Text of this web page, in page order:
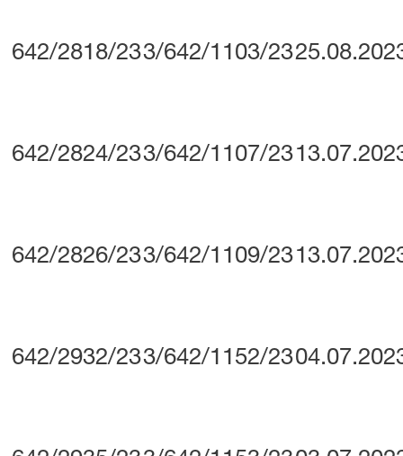
642/2818/233/642/1103/23
642/2824/233/642/1107/23
642/2826/233/642/1109/23
642/2932/233/642/1152/23